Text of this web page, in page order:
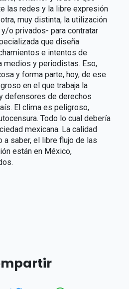
las redes y la libre expresión
muy distinta, la utilización
o privados- para contratar
que diseña
e intentos de
medios y periodistas. Eso,
y forma parte, hoy, de ese
en el que trabaja la
defensores de derechos
El clima es peligroso,
Todo lo cual debería
mexicana. La calidad
a saber, el libre flujo de las
están en México,